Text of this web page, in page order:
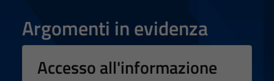
Argomenti in evidenza
Accesso all'informazione
funzionamento
del sito e non
essere